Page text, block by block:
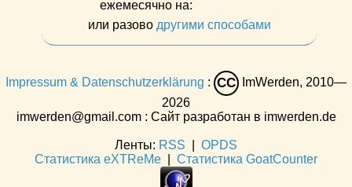
ежемесячно на:
или разово другими способами
Impressum & Datenschutzerklärung : CC
ImWerden, 2010—
2026
imwerden@gmail.com : Сайт разработан в imwerden.de
Ленты: RSS
OPDS
Статистика eXTReMe
Статистика GoatCounter